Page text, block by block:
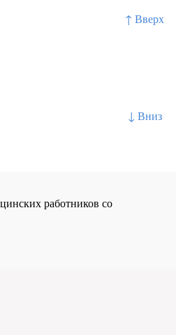
↑ Вверх
↓ Вниз
работников со